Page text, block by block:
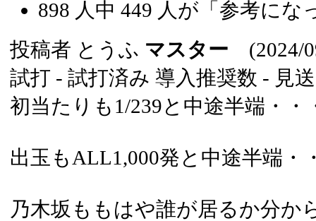
898 人中 449 人が「参考にな
投稿者 とうふ マスター (2024/
試打 - 試打済み 導入推奨数 - 見
初当たりも1/239と中途半端・・
出玉もALL1,000発と中途半端・
乃木坂ももはや誰が居るか分か